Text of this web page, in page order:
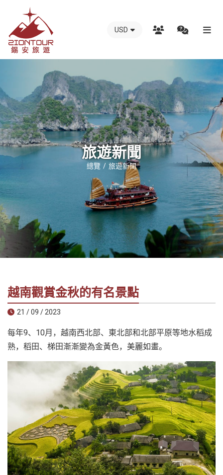
越
安
國
際
旅
行
社
南
接
錫
遊
-
在
越
夥
伴！
越
南
USD
旅遊新聞
總覽 旅遊新聞
越南觀賞金秋的有名景點
21 / 09 / 2023
每年9、10月，越南西北部、東北部和北部平原等地水稻成
熟，稻田、梯田漸漸變為金黃色，美麗如畫。